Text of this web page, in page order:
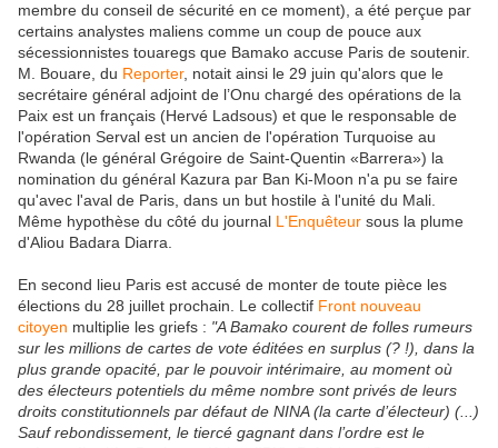
membre du conseil de sécurité en ce moment), a été perçue par
certains analystes maliens comme un coup de pouce aux
sécessionnistes touaregs que Bamako accuse Paris de soutenir.
M. Bouare, du Reporter, notait ainsi le 29 juin qu'alors que le
secrétaire général adjoint de l’Onu chargé des opérations de la
Paix est un français (Hervé Ladsous) et que le responsable de
l'opération Serval est un ancien de l'opération Turquoise au
Rwanda (le général Grégoire de Saint-Quentin «Barrera») la
nomination du général Kazura par Ban Ki-Moon n'a pu se faire
qu'avec l'aval de Paris, dans un but hostile à l'unité du Mali.
Même hypothèse du côté du journal L'Enquêteur sous la plume
d'Aliou Badara Diarra.
En second lieu Paris est accusé de monter de toute pièce les
élections du 28 juillet prochain. Le collectif Front nouveau
citoyen multiplie les griefs : "A Bamako courent de folles rumeurs
sur les millions de cartes de vote éditées en surplus (? !), dans la
plus grande opacité, par le pouvoir intérimaire, au moment où
des électeurs potentiels du même nombre sont privés de leurs
droits constitutionnels par défaut de NINA (la carte d’électeur) (...)
Sauf rebondissement, le tiercé gagnant dans l’ordre est le